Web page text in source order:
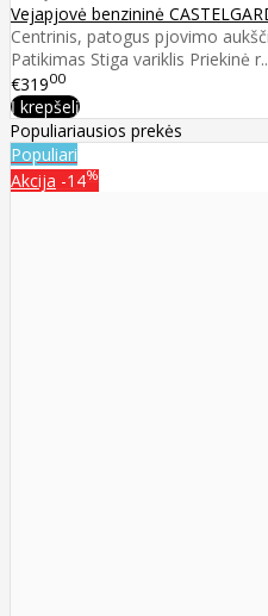
Vejapjovė benzininė
Centrinis, patogus pjovimo
Patikimas Stiga variklis Priekinė r..
€31900
Į krepšelį
Populiariausios prekės
Populiari
Akcija -14%